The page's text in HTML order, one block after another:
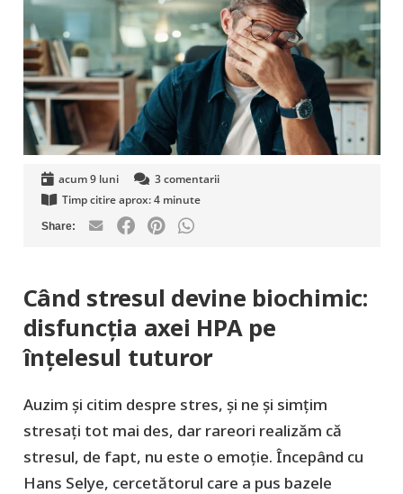
acum 9 luni 3comentarii
Timp citire aprox: 4 minute
Când stresul devine biochimic:
disfuncția axei HPA pe
înțelesul tuturor
Auzim şi citim despre stres, şi ne şi simțim
stresați tot mai des, dar rareori realizăm că
stresul, de fapt, nu este o emoție. Începând cu
Hans Selye, cercetătorul care a pus bazele